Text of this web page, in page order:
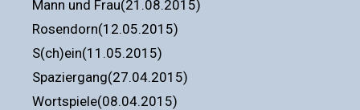
Mann und Frau(21.08.2015)
Rosendorn(12.05.2015)
S(ch)ein(11.05.2015)
Spaziergang(27.04.2015)
Wortspiele(08.04.2015)